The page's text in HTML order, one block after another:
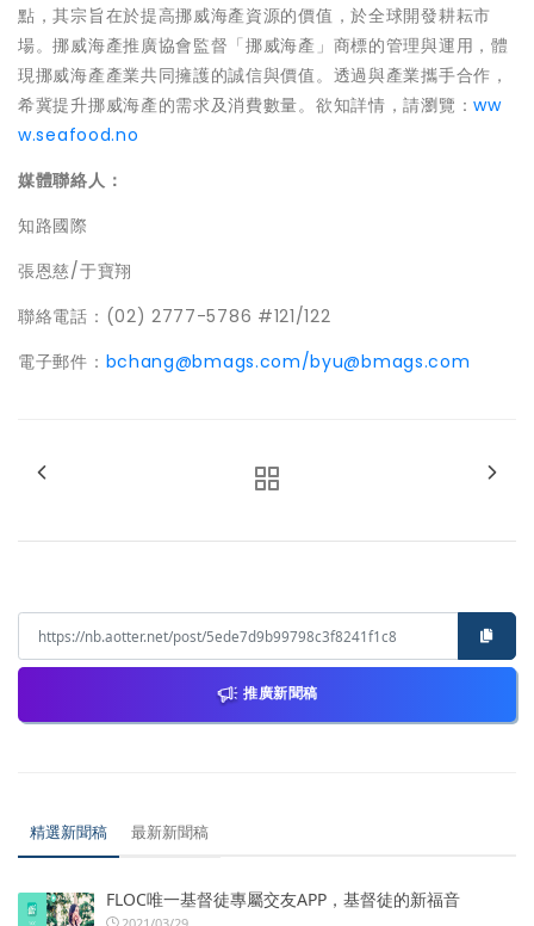
點，其宗旨在於提高挪威海產資源的價值，於全球開發耕耘市
場。挪威海產推廣協會監督「挪威海產」商標的管理與運用，體
現挪威海產產業共同擁護的誠信與價值。透過與產業攜手合作，
希冀提升挪威海產的需求及消費數量。欲知詳情，請瀏覽：ww
w.seafood.no
媒體聯絡人：
知路國際
張恩慈/于寶翔
聯絡電話：(02) 2777-5786 #121/122
電子郵件： bchang@bmags.com/byu@bmags.com
推廣新聞稿
精選新聞稿 最新新聞稿
FLOC唯一基督徒專屬交友APP，基督徒的新福音